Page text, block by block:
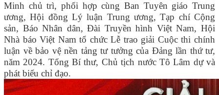
Minh chủ trì, phối hợp cùng Ban Tuyên giáo Trung
ương, Hội đồng Lý luận Trung ương, Tạp chí Cộng
sản, Báo Nhân dân, Đài Truyền hình Việt Nam, Hội
Nhà báo Việt Nam tổ chức Lễ trao giải Cuộc thi chính
luận về bảo vệ nền tảng tư tưởng của Đảng lần thứ tư,
năm 2024. Tổng Bí thư, Chủ tịch nước Tô Lâm dự và
phát biểu chỉ đạo.